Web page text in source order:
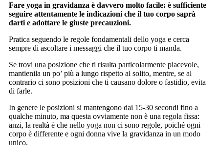
Fare yoga in gravidanza è davvero molto facile: è sufficiente
seguire attentamente le indicazioni che il tuo corpo saprà
darti e adottare le giuste precauzioni.
Pratica seguendo le regole fondamentali dello yoga e cerca
sempre di ascoltare i messaggi che il tuo corpo ti manda.
Se trovi una posizione che ti risulta particolarmente piacevole,
mantienila un po’ più a lungo rispetto al solito, mentre, se al
contrario ci sono posizioni che ti causano dolore o fastidio, evita
di farle.
In genere le posizioni si mantengono dai 15-30 secondi fino a
qualche minuto, ma questa ovviamente non è una regola fissa:
anzi, la realtà è che nello yoga non ci sono regole, poiché ogni
corpo è differente e ogni donna vive la gravidanza in un modo
unico.